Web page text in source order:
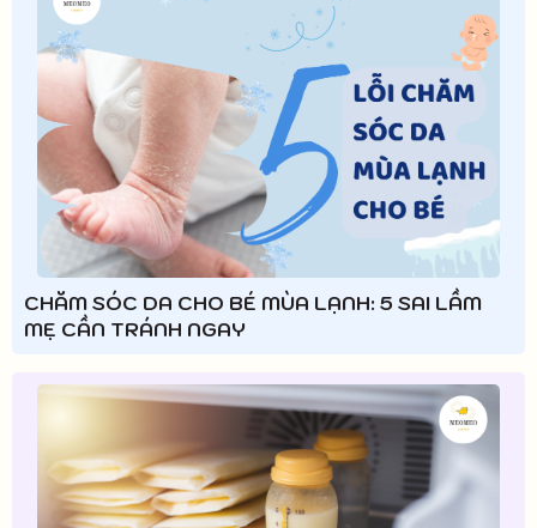
CHĂM SÓC DA CHO BÉ MÙA LẠNH: 5 SAI LẦM
MẸ CẦN TRÁNH NGAY